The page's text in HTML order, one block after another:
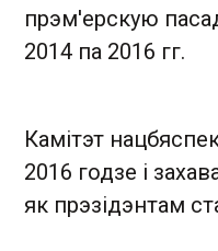
прэм'ерскую
2014 па 2016 гг.
Камітэт
2016 годзе і
як прэзідэнтам